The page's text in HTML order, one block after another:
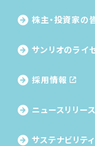
株主・投資家の
サンリオのライ
採用情報
ニュースリリース
サステナビリティ